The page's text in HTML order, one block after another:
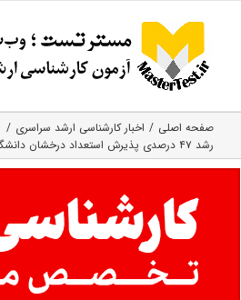
content
صفحه اصلی
اخبار کارشناسی ارشد سراسری
رشد ۴۷ درصدی پذیرش استعداد درخشان دانشگاه‌های برتر کشور